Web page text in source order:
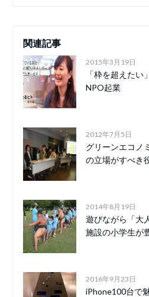
関連記事
2015年3月19日
「枠を超えた
NPO起業
2012年7月5日
グリーンエコノ
の立場がすべき
2014年8月19日
遊びながら「
施設の小学生が
2016年9月23日
iPhone100台で